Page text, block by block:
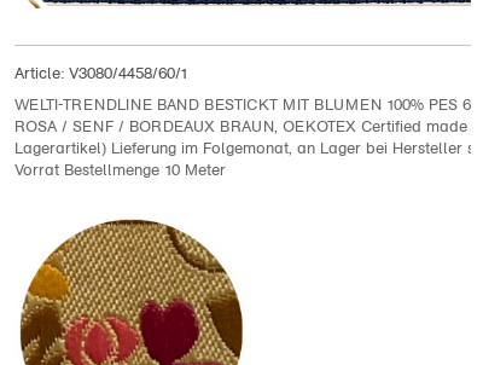
Article: V3080/4458/60/1
WELTI-TRENDLINE BAND BESTICKT MIT BLUMEN 100% PES
ROSA / SENF / BORDEAUX BRAUN, OEKOTEX Certified made
Lagerartikel) Lieferung im Folgemonat, an Lager bei Hersteller
Vorrat Bestellmenge 10 Meter